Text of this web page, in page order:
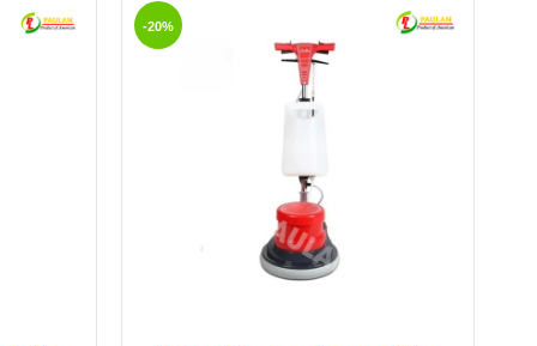
nhà xưởng, khu công nghiệp, công trình,...Đây
-20%